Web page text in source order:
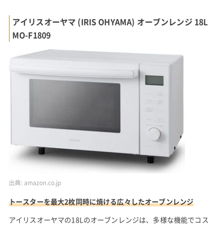
アイリスオーヤマ (IRIS OHYAMA) オーブンレンジ 18L
MO-F1809
出典: amazon.co.jp
トースターを最大2枚同時に焼ける広々したオーブンレンジ
アイリスオーヤマの18Lのオーブンレンジは、多様な機能でコス